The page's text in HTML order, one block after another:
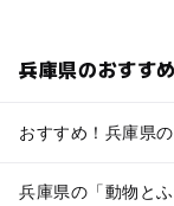
兵庫県のおすす
おすすめ！兵庫県
兵庫県の「動物と